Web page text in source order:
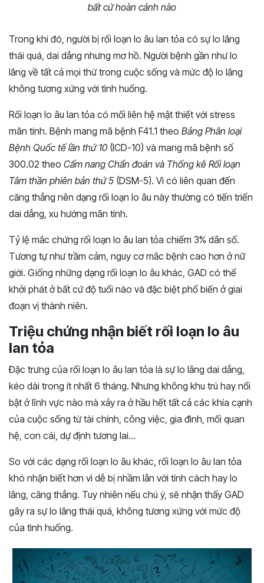
bất cứ hoàn cảnh nào
Trong khi đó, người bị rối loạn lo âu lan tỏa có sự lo lắng
thái quá, dai dẳng nhưng mơ hồ. Người bệnh gần như lo
lắng về tất cả mọi thứ trong cuộc sống và mức độ lo lắng
không tương xứng với tình huống.
Rối loạn lo âu lan tỏa có mối liên hệ mật thiết với stress
mãn tính. Bệnh mang mã bệnh F41.1 theo Bảng Phân loại
Bệnh Quốc tế lần thứ 10 (ICD-10) và mang mã bệnh số
300.02 theo Cẩm nang Chẩn đoán và Thống kê Rối loạn
Tâm thần phiên bản thứ 5 (DSM-5). Vì có liên quan đến
căng thẳng nên dạng rối loạn lo âu này thường có tiến triển
dai dẳng, xu hướng mãn tính.
Tỷ lệ mắc chứng rối loạn lo âu lan tỏa chiếm 3% dân số.
Tương tự như trầm cảm, nguy cơ mắc bệnh cao hơn ở nữ
giới. Giống những dạng rối loạn lo âu khác, GAD có thể
khởi phát ở bất cứ độ tuổi nào và đặc biệt phổ biến ở giai
đoạn vị thành niên.
Triệu chứng nhận biết rối loạn lo âu
lan tỏa
Đặc trưng của rối loạn lo âu lan tỏa là sự lo lắng dai dẳng,
kéo dài trong ít nhất 6 tháng. Nhưng không khu trú hay nổi
bật ở lĩnh vực nào mà xảy ra ở hầu hết tất cả các khía cạnh
của cuộc sống từ tài chính, công việc, gia đình, mối quan
hệ, con cái, dự định tương lai…
So với các dạng rối loạn lo âu khác, rối loạn lo âu lan tỏa
khó nhận biết hơn vì dễ bị nhầm lẫn với tính cách hay lo
lắng, căng thẳng. Tuy nhiên nếu chú ý, sẽ nhận thấy GAD
gây ra sự lo lắng thái quá, không tương xứng với mức độ
của tình huống.